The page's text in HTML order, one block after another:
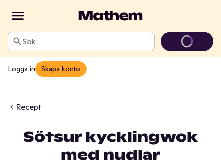
Sök
Logga in Skapa konto
Recept
Sötsur kycklingwok
med nudlar